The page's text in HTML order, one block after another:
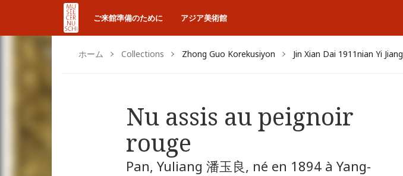
ご来館準備のために アジア美術館
ホーム Collections Zhong Guo Korekusiyon Jin Xian Dai 1911nian Yi Jiang
Nu assis au peignoir
rouge
Pan, Yuliang 潘玉良, né en 1894 à Yang-